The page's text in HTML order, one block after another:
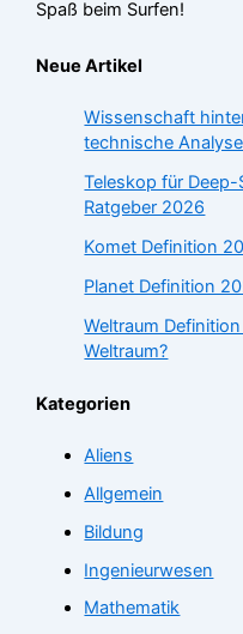
Spaß beim Surfen!
Neue Artikel
Wissenschaft
technische
Teleskop für
Ratgeber 2026
Komet Definition
Planet Definition
Weltraum
Weltraum?
Kategorien
Aliens
Allgemein
Bildung
Ingenieurwesen
Mathematik